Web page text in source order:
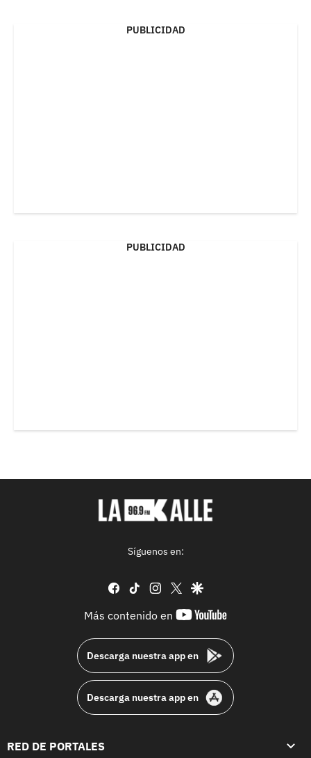
PUBLICIDAD
PUBLICIDAD
Síguenos en:
facebook
tiktok instagram
twittergoogle
Más contenido en
youtube-
Descarga nuestra app en
Descarga nuestra app en
RED DE PORTALES